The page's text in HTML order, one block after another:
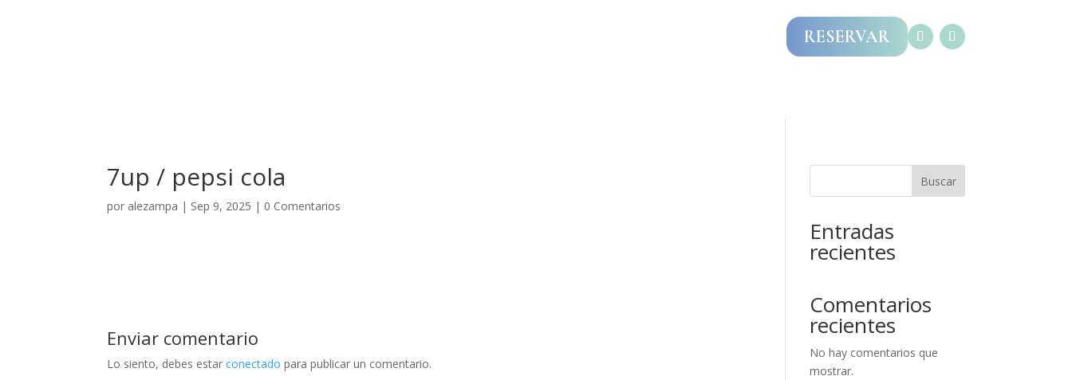
RESERVAR
7up / pepsi cola
por alezampa | Sep 9, 2025 | 0 Comentarios
Enviar comentario
Lo siento, debes estarconectado para publicar un comentario.
Buscar
Entradas
recientes
Comentarios
recientes
No hay comentarios que
mostrar.